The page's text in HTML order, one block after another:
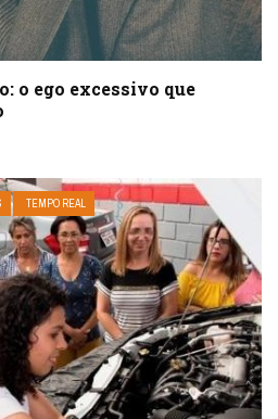
o ego excessivo que
TEMPO REAL